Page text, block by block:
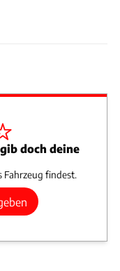
doch deine
Fahrzeug findest.